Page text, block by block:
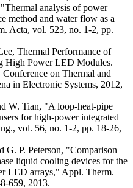
analysis of power
method and water flow as a
Acta, vol. 523, no. 1-2, pp.
Thermal Performance of
High Power LED Modules.
on Thermal and
in Electronic Sys­tems, 2012,
W. Tian, "A loop-heat-pipe
for high-power integrated
vol. 56, no. 1-2, pp. 18-26,
P. Peterson, "Comparison
liquid cooling devices for the
LED arrays," Appl. Therm.
659, 2013.